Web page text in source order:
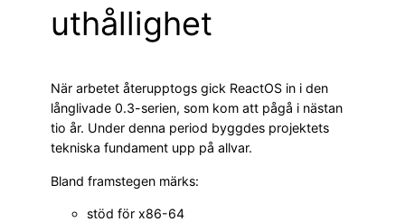
uthållighet
När arbetet återupptogs gick ReactOS in i den
långlivade 0.3-serien, som kom att pågå i nästan
tio år. Under denna period byggdes projektets
tekniska fundament upp på allvar.
Bland framstegen märks:
stöd för x86-64